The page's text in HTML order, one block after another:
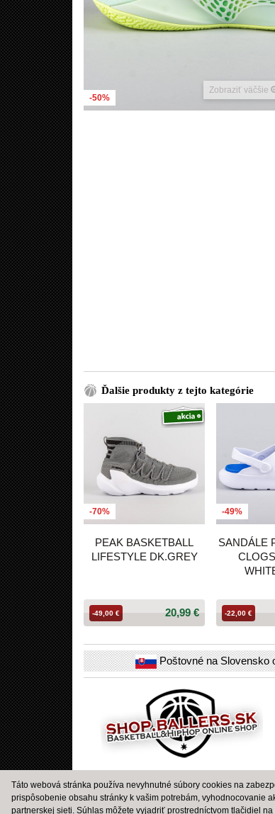
Zobraziť väčšie
-50%
Ďalšie produkty z tejto kategórie
-70%
PEAK BASKETBALL
LIFESTYLE DK.GREY
20,99 €
-49,00 €
-49%
SANDÁLE
-22,00 €
Poštovné na Slovensko
Táto webová stránka používa nevyhnutné súbory cookies na
prispôsobenie obsahu stránky k vašim potrebám, vyhodnocovanie
partnerskej sieti. Súhlas môžete vyjadriť prostredníctvom tlačidiel